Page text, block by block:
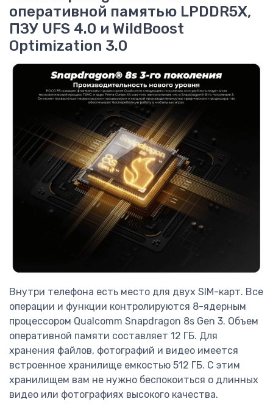
оперативной памятью LPDDR5X,
ПЗУ UFS 4.0 и WildBoost
Optimization 3.0
Внутри телефона есть место для двух SIM-карт. Все
операции и функции контролируются 8-ядерным
процессором Qualcomm Snapdragon 8s Gen 3. Объем
оперативной памяти составляет 12 ГБ. Для
хранения файлов, фотографий и видео имеется
встроенное хранилище емкостью 512 ГБ. С этим
хранилищем вам не нужно беспокоиться о длинных
видео или фотографиях высокого качества.